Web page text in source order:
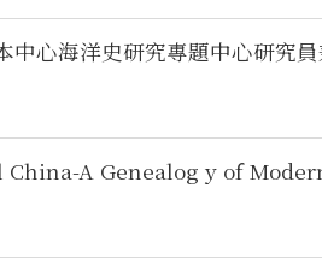
心海洋史研究專題中心研究員
A Genealog y of